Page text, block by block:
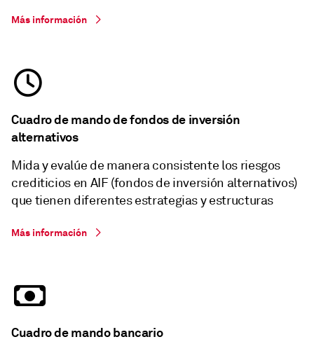
Más información
Cuadro de mando de fondos de inversión
alternativos
Mida y evalúe de manera consistente los riesgos
crediticios en AIF (fondos de inversión alternativos)
que tienen diferentes estrategias y estructuras
Más información
Cuadro de mando bancario